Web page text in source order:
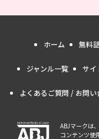
ホーム 無料
ジャンル一覧 サイ
よくあるご質問 / お問い
ABJマークは
コンテンツ使